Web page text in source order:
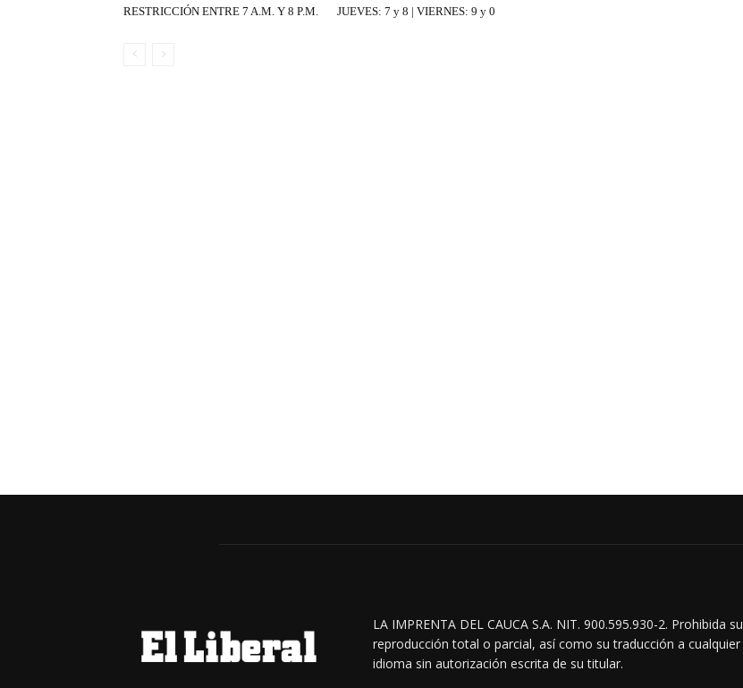
RESTRICCIÓN ENTRE 7 A.M. Y 8 P.M. JUEVES: 7 y 8 | VIERNES: 9 y 0
LA IMPRENTA DEL CAUCA S.A. NIT. 900.595.930-2. Prohibida su
reproducción total o parcial, así como su traducción a cualquier
idioma sin autorización escrita de su titular.